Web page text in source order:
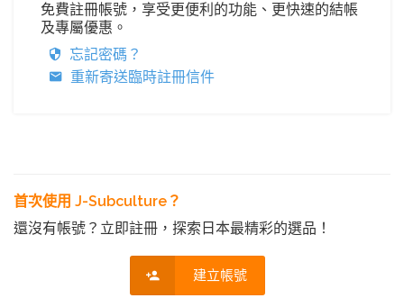
免費註冊帳號，享受更便利的功能、更快速的結帳
及專屬優惠。
忘記密碼？
重新寄送臨時註冊信件
首次使用 J-Subculture？
還沒有帳號？立即註冊，探索日本最精彩的選品！
建立帳號